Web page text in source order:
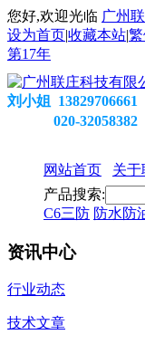
您好,欢迎光临 广州
设为首页|收藏本站|
第17年
刘小姐 13829706661
020-32058382
网站首页 关于
产品搜索:
C6三防 防水防
资讯中心
行业动态
技术文章